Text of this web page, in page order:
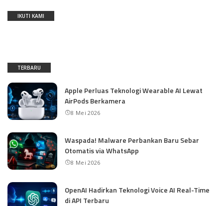
IKUTI KAMI
TERBARU
Apple Perluas Teknologi Wearable AI Lewat
AirPods Berkamera
8 Mei 2026
Waspada! Malware Perbankan Baru Sebar
Otomatis via WhatsApp
8 Mei 2026
OpenAI Hadirkan Teknologi Voice AI Real-Time
di API Terbaru